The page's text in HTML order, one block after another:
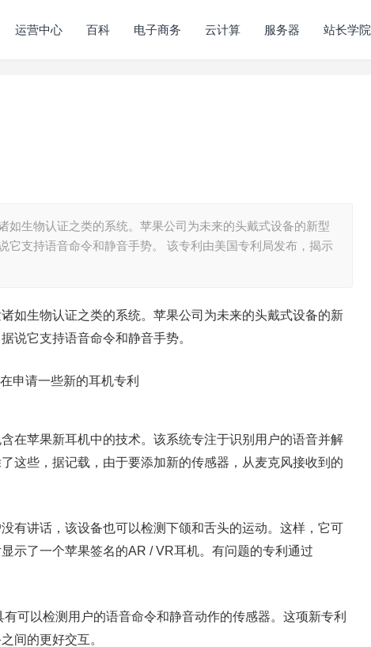
运营中心 百科 电子商务 云计算 服务器 站长学院
如生物认证之类的系统。苹果公司为未来的头戴式设备的新型
它支持语音命令和静音手势。 该专利由美国专利局发布，揭示
如生物认证之类的系统。苹果公司为未来的头戴式设备的新
说它支持语音命令和静音手势。
在苹果新耳机中的技术。该系统专注于识别用户的语音并解
这些，据记载，由于要添加新的传感器，从麦克风接收到的
有讲话，该设备也可以检测下颌和舌头的运动。这样，它可
示了一个苹果签名的AR / VR耳机。有问题的专利通过
可以检测用户的语音命令和静音动作的传感器。这项新专利
间的更好交互。